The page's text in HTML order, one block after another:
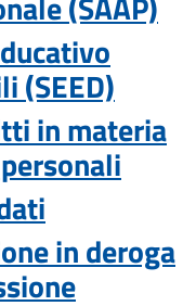
(SEED)
in materia
in deroga